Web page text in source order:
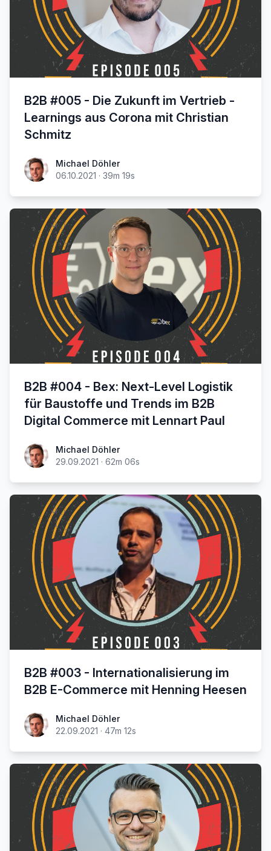
B2B #005 - Die Zukunft im Vertrieb -
Learnings aus Corona mit Christian
Schmitz
Michael Döhler
06.10.2021 · 39m 19s
B2B #004 - Bex: Next-Level Logistik
für Baustoffe und Trends im B2B
Digital Commerce mit Lennart Paul
Michael Döhler
29.09.2021 · 62m 06s
B2B #003 - Internationalisierung im
B2B E-Commerce mit Henning Heesen
Michael Döhler
22.09.2021 · 47m 12s